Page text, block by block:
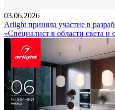
03.06.2026
Arlight приняла участие в
«Специалист в области света и